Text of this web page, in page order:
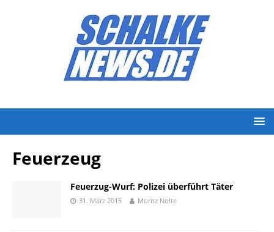
Feuerzeug
Feuerzug-Wurf: Polizei überführt Täter
31. März 2015 Moritz Nolte